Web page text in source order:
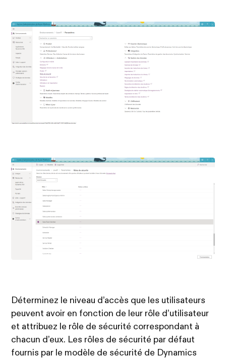
Déterminez le niveau d’accès que les utilisateurs
peuvent avoir en fonction de leur rôle d’utilisateur
et attribuez le rôle de sécurité correspondant à
chacun d’eux. Les rôles de sécurité par défaut
fournis par le modèle de sécurité de Dynamics